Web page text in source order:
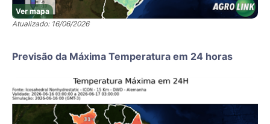
Ver mapa
Atualizado: 16/06/2026
Previsão da Máxima Temperatura em 24 horas